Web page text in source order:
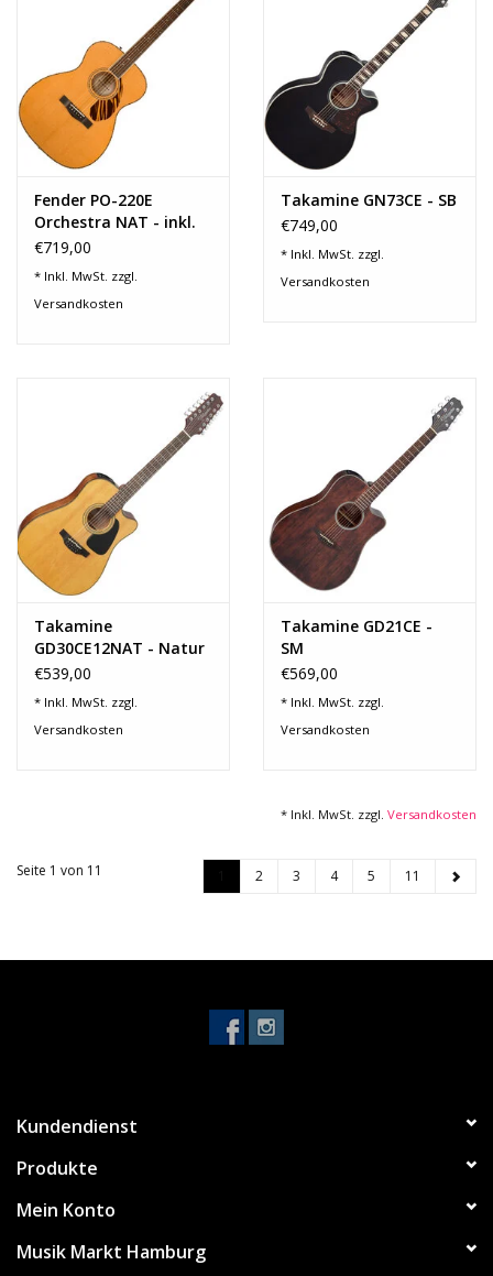
Fender PO-220E
Orchestra NAT - inkl.
Koffer
€719,00
* Inkl. MwSt. zzgl.
Versandkosten
Takamine GN73CE - SB
€749,00
* Inkl. MwSt. zzgl.
Versandkosten
Takamine
GD30CE12NAT - Natur
(12 Saiter)
€539,00
* Inkl. MwSt. zzgl.
Versandkosten
Takamine GD21CE -
SM
€569,00
* Inkl. MwSt. zzgl.
Versandkosten
* Inkl. MwSt. zzgl. Versandkosten
Seite 1 von 11 2 3 4 5 11
Kundendienst
Produkte
Mein Konto
Musik Markt Hamburg